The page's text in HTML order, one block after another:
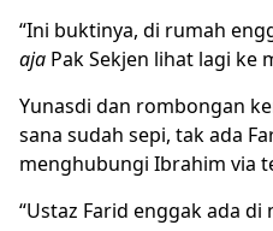
“Ini buktinya, di rumah
aja Pak Sekjen lihat lagi ke
Yunasdi dan rombongan
sana sudah sepi, tak ada
menghubungi Ibrahim via
“Ustaz Farid enggak ada di